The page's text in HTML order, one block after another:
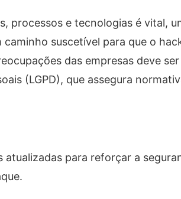
processos e tecnologias é vital,
suscetível para que o
das empresas deve
(LGPD), que assegura
para reforçar a